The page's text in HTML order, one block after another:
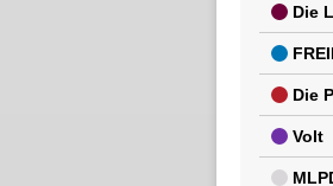
Die
Die
Volt